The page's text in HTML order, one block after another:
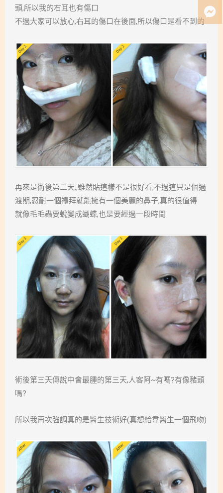
頭,所以我的右耳也有傷口
不過大家可以放心,右耳的傷口在後面,所以傷口是看不到的
再來是術後第二天,,雖然貼這樣不是很好看,不過這只是個過
渡期,忍耐一個禮拜就能擁有一個美麗的鼻子,真的很值得
就像毛毛蟲要蛻變成蝴蝶,也是要經過一段時間
術後第三天傳說中會最腫的第三天,人客阿~有嗎?有像豬頭
嗎?
所以我再次強調真的是醫生技術好(真想給韋醫生一個飛吻)